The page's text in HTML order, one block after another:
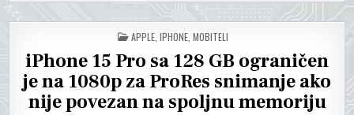
POSTED
IN
APPLE IPHONE MOBITELI
iPhone 15 Pro sa 128 GB ograničen
je na 1080p za ProRes snimanje ako
nije povezan na spoljnu memoriju